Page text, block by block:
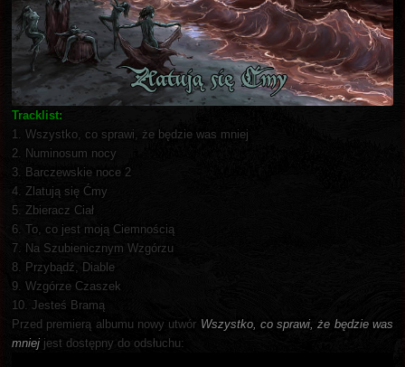
Tracklist:
1. Wszystko, co sprawi, że będzie was mniej
2. Numinosum nocy
3. Barczewskie noce 2
4. Zlatują się Ćmy
5. Zbieracz Ciał
6. To, co jest moją Ciemnością
7. Na Szubienicznym Wzgórzu
8. Przybądź, Diable
9. Wzgórze Czaszek
10. Jesteś Bramą
Przed premierą albumu nowy utwór Wszystko, co sprawi, że będzie was
mniej jest dostępny do odsłuchu: